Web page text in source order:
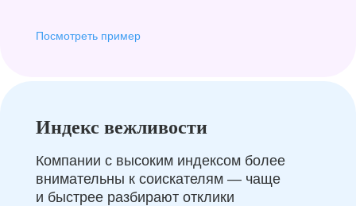
Посмотреть пример
Индекс вежливости
Компании с высоким индексом более
внимательны к соискателям — чаще
и быстрее разбирают отклики